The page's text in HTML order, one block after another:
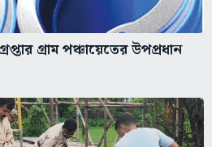
গ্রাম পঞ্চায়েতের উপপ্রধান